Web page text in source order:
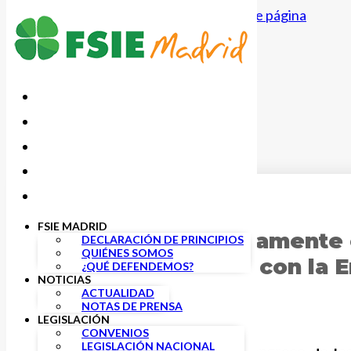
Saltar al contenido principal Saltar al pie de página
FSIE MADRID
DECLARACIÓN DE PRINCIPIOS
QUIÉNES SOMOS
¿QUÉ DEFENDEMOS?
NOTICIAS
ACTUALIDAD
NOTAS DE PRENSA
LEGISLACIÓN
CONVENIOS
LEGISLACIÓN NACIONAL
FSIE valora
de UP para acabar con la